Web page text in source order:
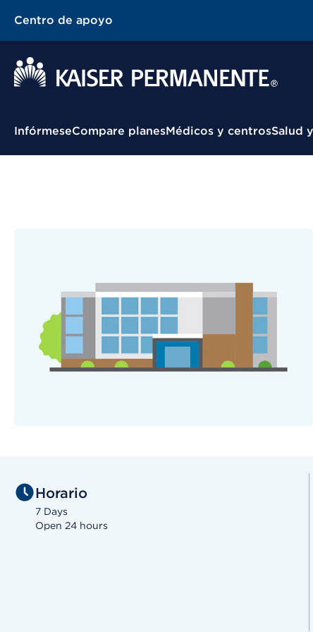
Centro de apoyo
Menú contextual
InfórmeseCompare planesMédicos y centrosSalud
Horario
7 Days
Open 24 hours